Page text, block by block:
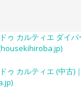
ゥ カルティエ ダイ
ゥ カルティエ (中古)